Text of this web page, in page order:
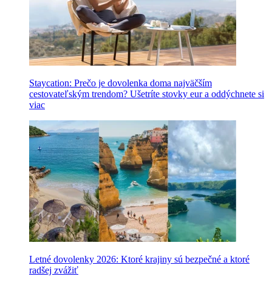
Staycation: Prečo je dovolenka doma najväčším
cestovateľským trendom? Ušetríte stovky eur a oddýchnete si
viac
Letné dovolenky 2026: Ktoré krajiny sú bezpečné a ktoré
radšej zvážiť